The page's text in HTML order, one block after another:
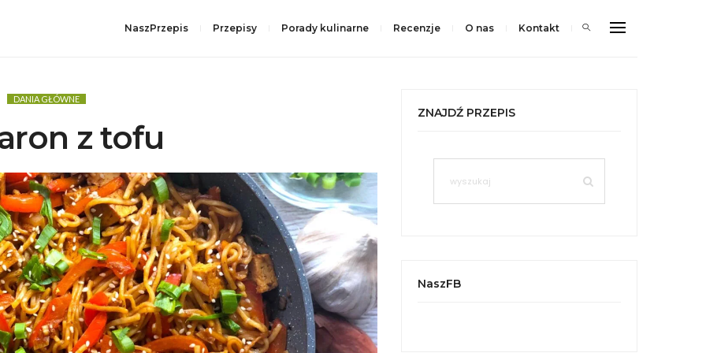
NaszPrzepis Przepisy Porady kulinarne Recenzje O nas Kontakt
DANIA GŁÓWNE
z tofu
ZNAJDŹ PRZEPIS
NaszFB